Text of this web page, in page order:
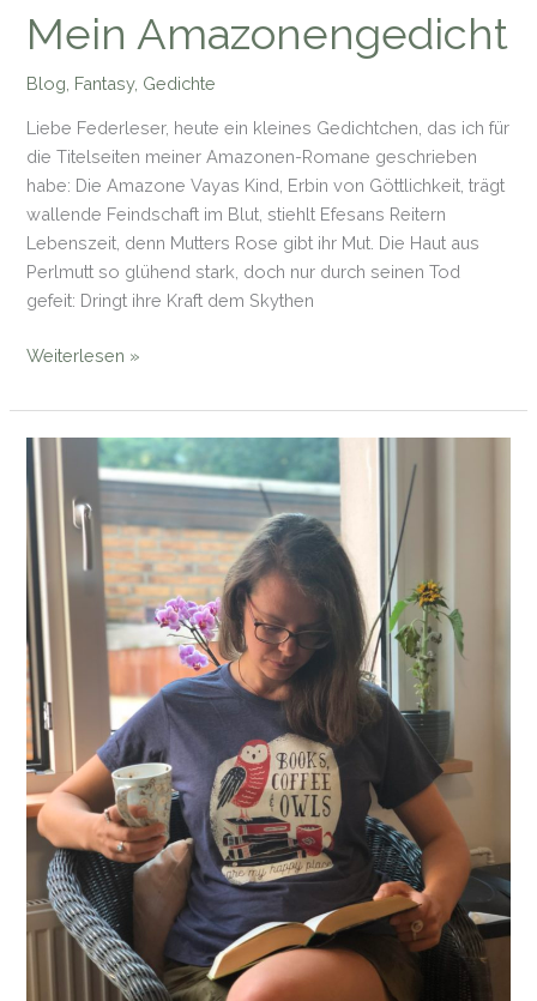
Mein Amazonengedicht
Blog Fantasy, Gedichte
Liebe Federleser, heute ein kleines Gedichtchen, das ich für
die Titelseiten meiner Amazonen-Romane geschrieben
habe: Die Amazone Vayas Kind, Erbin von Göttlichkeit, trägt
wallende Feindschaft im Blut, stiehlt Efesans Reitern
Lebenszeit, denn Mutters Rose gibt ihr Mut. Die Haut aus
Perlmutt so glühend stark, doch nur durch seinen Tod
gefeit: Dringt ihre Kraft dem Skythen
Mein
Weiterlesen »